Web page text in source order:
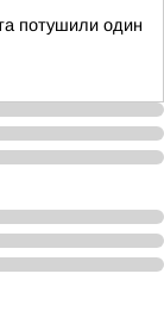
потушили один